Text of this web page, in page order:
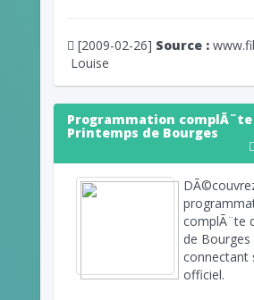
[2009-02-26] Source :
Louise
Programmation
Printemps de Bourges
complÃ¨te
de
connectant
officiel.